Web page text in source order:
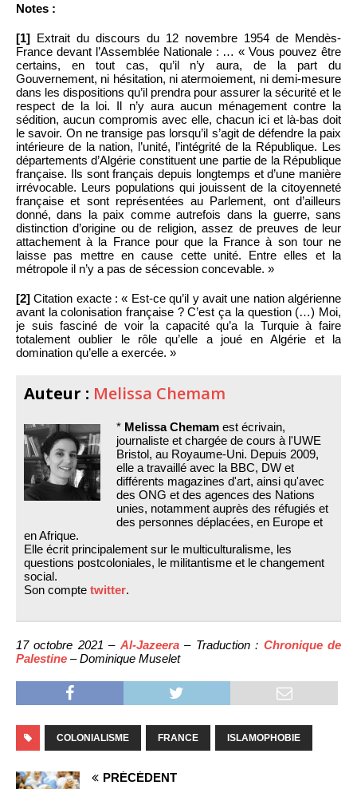
Notes :
[1] Extrait du discours du 12 novembre 1954 de Mendès-
France devant l’Assemblée Nationale : … « Vous pouvez être
certains, en tout cas, qu’il n’y aura, de la part du
Gouvernement, ni hésitation, ni atermoiement, ni demi-mesure
dans les dispositions qu’il prendra pour assurer la sécurité et le
respect de la loi. Il n’y aura aucun ménagement contre la
sédition, aucun compromis avec elle, chacun ici et là-bas doit
le savoir. On ne transige pas lorsqu’il s’agit de défendre la paix
intérieure de la nation, l’unité, l’intégrité de la République. Les
départements d’Algérie constituent une partie de la République
française. Ils sont français depuis longtemps et d’une manière
irrévocable. Leurs populations qui jouissent de la citoyenneté
française et sont représentées au Parlement, ont d’ailleurs
donné, dans la paix comme autrefois dans la guerre, sans
distinction d’origine ou de religion, assez de preuves de leur
attachement à la France pour que la France à son tour ne
laisse pas mettre en cause cette unité. Entre elles et la
métropole il n’y a pas de sécession concevable. »
[2] Citation exacte : « Est-ce qu’il y avait une nation algérienne
avant la colonisation française ? C’est ça la question (…) Moi,
je suis fasciné de voir la capacité qu’a la Turquie à faire
totalement oublier le rôle qu’elle a joué en Algérie et la
domination qu’elle a exercée. »
Auteur : Melissa Chemam
* Melissa Chemam est écrivain,
journaliste et chargée de cours à l'UWE
Bristol, au Royaume-Uni. Depuis 2009,
elle a travaillé avec la BBC, DW et
différents magazines d'art, ainsi qu'avec
des ONG et des agences des Nations
unies, notamment auprès des réfugiés et
des personnes déplacées, en Europe et
en Afrique.
Elle écrit principalement sur le multiculturalisme, les
questions postcoloniales, le militantisme et le changement
social.
Son compte twitter.
17 octobre 2021 – Al-Jazeera– Traduction : Chronique de
Palestine – Dominique Muselet
COLONIALISME FRANCE ISLAMOPHOBIE
PRÉCÉDENT